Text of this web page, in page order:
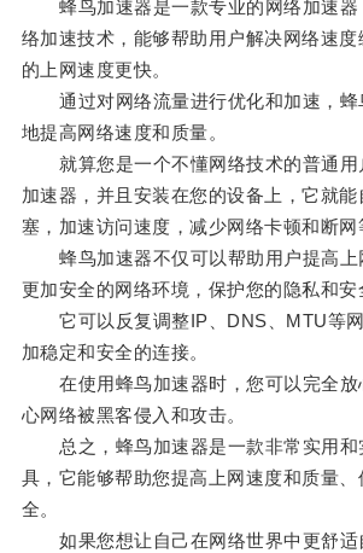
蜂鸟加速器是一款专业的网络加速器
络加速技术，能够帮助用户解决网络速
的上网速度更快。
通过对网络流量进行优化和加速，蜂
地提高网络速度和质量。
就算您是一个不懂网络技术的普通用
加速器，并且安装在您的设备上，它就能
塞，加速访问速度，减少网络卡顿和断网
蜂鸟加速器不仅可以帮助用户提高上
更加安全的网络环境，保护您的隐私和安
它可以反复调整IP、DNS、MTU等网
加稳定和安全的连接。
在使用蜂鸟加速器时，您可以完全放
心网络被黑客侵入和攻击。
总之，蜂鸟加速器是一款非常实用和
具，它能够帮助您提高上网速度和质量
全。
如果您想让自己在网络世界中更舒适